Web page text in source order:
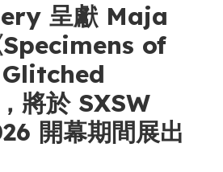
呈獻 Maja
of
將於 SXSW
開幕期間展出